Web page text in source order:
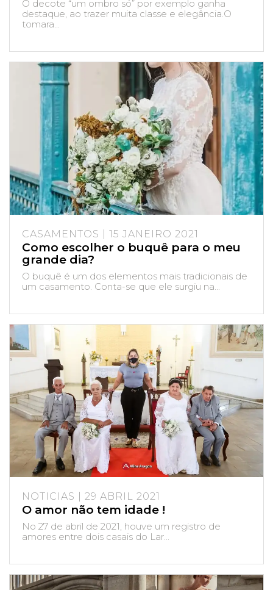
O decote “um ombro só” por exemplo ganha
destaque, ao trazer muita classe e elegância.O
tomara...
CASAMENTOS | 15 JANEIRO 2021
Como escolher o buquê para o meu
grande dia?
O buquê é um dos elementos mais tradicionais de
um casamento. Conta-se que ele surgiu na...
NOTICIAS | 29 ABRIL 2021
O amor não tem idade !
No 27 de abril de 2021, houve um registro de
amores entre dois casais do Lar...